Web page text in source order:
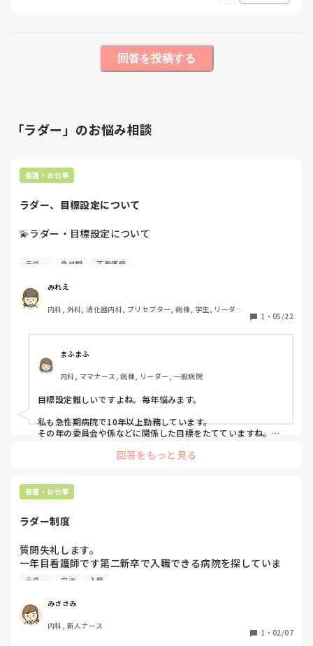
回答を投稿する
「ラダー」のお悩み相談
看護・お仕事
ラダー、目標設定について
💫ラダー・目標設定について
私は急性期病院で10年以上勤務しており、現在は学生指導に
毎年ラダーに沿った目標設定を行っていますが、経験年数を
重ねるにつれて目標を考えるのが難しくなってきました。
皆さんはベテラン看護師になってからどのような目標を立て
参考にさせていただきたいので教えてください。
ラダー 急性期 正看護師
みれえ
内科, 外科, 消化器内科, プリセプター, 病棟, 学生, リーダー,
1 ・ 05/22
まふまふ
内科, ママナース, 病棟, リーダー, 一般病院
目標設定難しいですよね。毎年悩みます。
私も急性期病院で10年以上勤務しています。
その年の委員会や係などに関係した目標をたてていますね。
が上がっているので、チーム内で業務改善を行うことについて
みなさんの目標設定も知りたいです。
回答をもっと見る
看護・お仕事
ラダー制度
質問失礼します。
一年目看護師です第二新卒で入職できる病院を探していま
す。
と思いますか？
また、ラダー制度がある病院で働いている方、そうじゃない
方の意見を聞きたいです。
ラダー 中途 入職
みささみ
内科, 新人ナース
1 ・ 02/07